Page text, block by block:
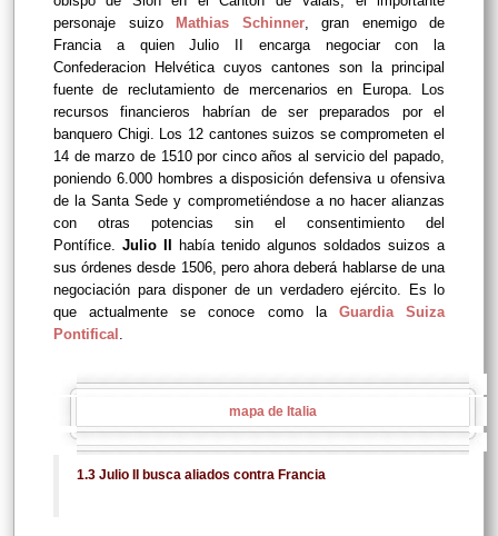
personaje suizo
Mathias Schinner, gran enemigo de
Francia a quien Julio II encarga negociar con la
Confederacion Helvética cuyos cantones son la principal
fuente de reclutamiento de mercenarios en Europa. Los
recursos financieros habrían de ser preparados por el
banquero Chigi. Los 12 cantones suizos se comprometen el
14 de marzo de 1510 por cinco años al servicio del papado,
poniendo 6.000 hombres a disposición defensiva u ofensiva
de la Santa Sede y comprometiéndose a no hacer alianzas
con otras potencias sin el consentimiento del
Pontífice. Julio II
había tenido algunos soldados suizos a
sus órdenes desde 1506, pero ahora deberá hablarse de una
negociación para disponer de un verdadero ejército. Es lo
que actualmente se conoce como la Guardia Suiza
Pontifical .
mapa de Italia
1.3 Julio II busca aliados contra Francia